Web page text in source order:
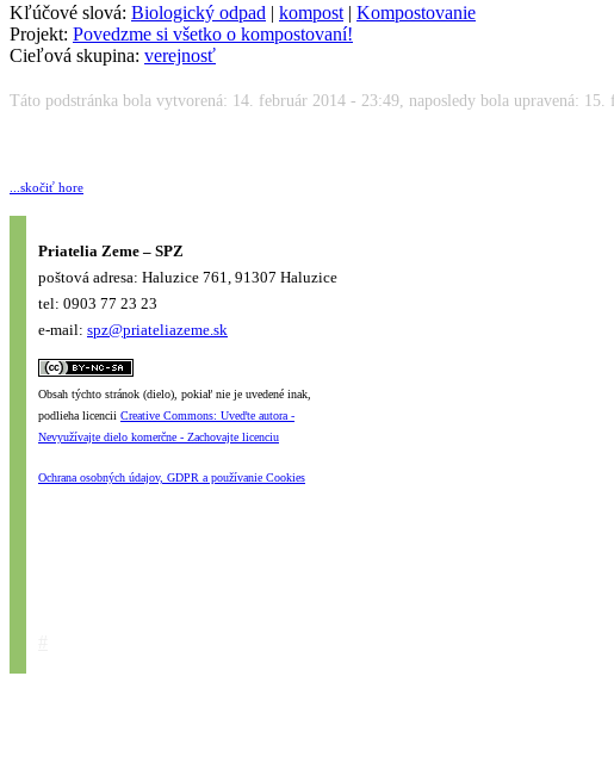
Kľúčové slová: Biologický odpad | kompost | Kompostovanie
Projekt: Povedzme si všetko o kompostovaní!
Cieľová skupina: verejnosť
Táto podstránka bola vytvorená: 14. február 2014 - 23:49, naposledy bola upravená: 15.
...skočiť hore
Priatelia Zeme – SPZ
poštová adresa: Haluzice 761, 91307 Haluzice
tel: 0903 77 23 23
e-mail: spz@priateliazeme.sk
Obsah týchto stránok (dielo), pokiaľ nie je uvedené inak,
podlieha licencii Creative Commons: Uveďte autora -
Nevyužívajte dielo komerčne - Zachovajte licenciu
Ochrana osobných údajov, GDPR a používanie Cookies